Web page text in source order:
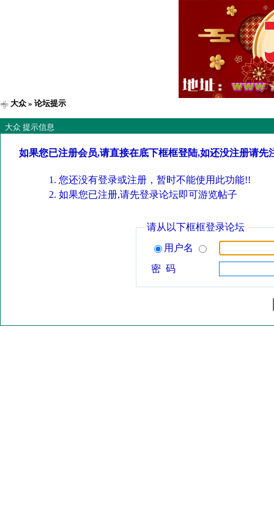
大众 » 论坛提示
大众 提示信息
如果您已注册会员,请直接在底下框框登陆,如还没注册请先
您还没有登录或注册，暂时不能使用此功能!!
如果您已注册,请先登录论坛即可游览帖子
请从以下框框登录论坛
用户名
密 码